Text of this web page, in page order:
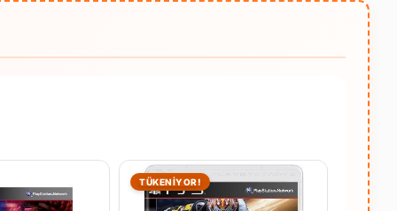
TÜKENİYOR!